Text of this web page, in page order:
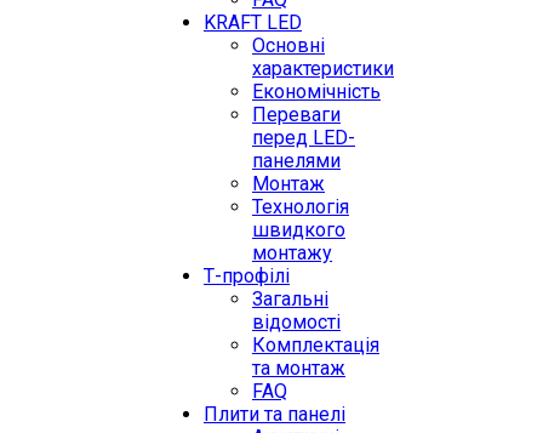
KRAFT LED
Основні
характеристики
Економічність
Переваги
перед LED-
панелями
Монтаж
Технологія
швидкого
монтажу
Т-профілі
Загальні
відомості
Комплектація
та монтаж
FAQ
Плити та панелі